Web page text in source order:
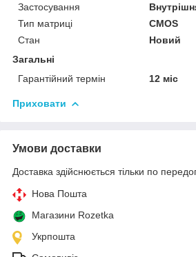
Застосування
Тип матриці
CMOS
Стан
Новий
Загальні
Гарантійний термін
12 міс
Приховати
Умови доставки
Доставка здійснюється тільки по
Нова Пошта
Магазини Rozetka
Укрпошта